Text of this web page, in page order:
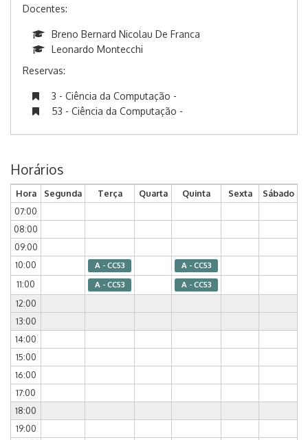
Docentes:
Breno Bernard Nicolau De Franca
Leonardo Montecchi
Reservas:
3 - Ciência da Computação -
53 - Ciência da Computação -
Horários
Hora Segunda Terça Quarta Quinta Sexta
Sábado
07:00
08:00
09:00
10:00
A - CC53 A - CC53
11:00 A - CC53 A - CC53
12:00
13:00
14:00
15:00
16:00
17:00
18:00
19:00